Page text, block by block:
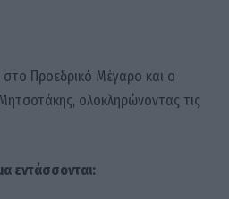
στο Προεδρικό Μέγαρο και ο
ολοκληρώνοντας τις
εντάσσονται: